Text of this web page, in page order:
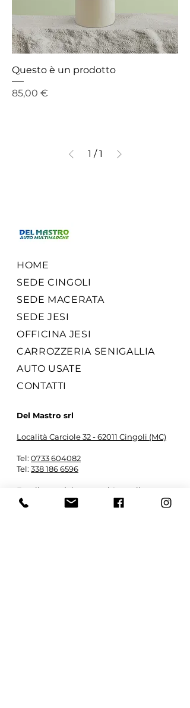
Questo è un prodotto
Prezzo
85,00 €
1 / 1
HOME
SEDE CINGOLI
SEDE MACERATA
SEDE JESI
OFFICINA JESI
CARROZZERIA SENIGALLIA
AUTO USATE
CONTATTI
Del Mastro srl
Località Carciole 32 - 62011 Cingoli (MC)
Tel: 0733 604082
Tel: 338 186 6596
Email: autodelmastrosrl@gmail.com
P.IVA IT 01598020434
- REA MC165581 -